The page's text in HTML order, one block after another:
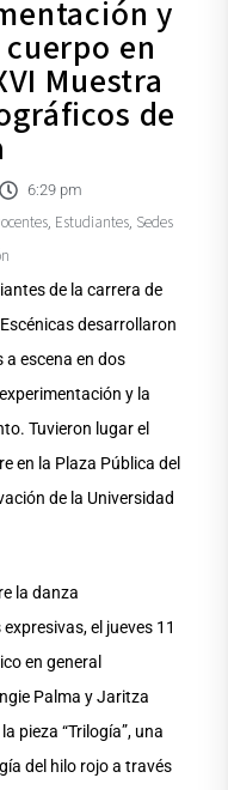
y
en
Muestra
de
6:29 pm
, Estudiantes, Sedes
de la carrera de
desarrollaron
escena en dos
y la
Tuvieron lugar el
en la Plaza Pública del
de la Universidad
la danza
el jueves 11
en general
Palma y Jaritza
pieza “Trilogía”, una
del hilo rojo a través